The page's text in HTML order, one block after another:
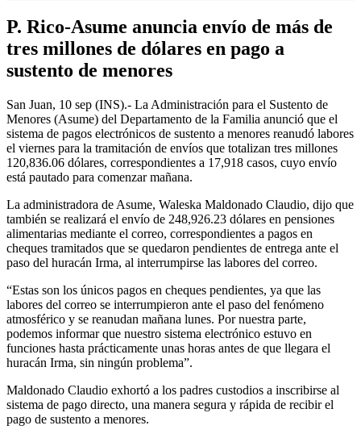
P. Rico-Asume anuncia envío de más de
tres millones de dólares en pago a
sustento de menores
San Juan, 10 sep (INS).- La Administración para el Sustento de
Menores (Asume) del Departamento de la Familia anunció que el
sistema de pagos electrónicos de sustento a menores reanudó labores
el viernes para la tramitación de envíos que totalizan tres millones
120,836.06 dólares, correspondientes a 17,918 casos, cuyo envío
está pautado para comenzar mañana.
La administradora de Asume, Waleska Maldonado Claudio, dijo que
también se realizará el envío de 248,926.23 dólares en pensiones
alimentarias mediante el correo, correspondientes a pagos en
cheques tramitados que se quedaron pendientes de entrega ante el
paso del huracán Irma, al interrumpirse las labores del correo.
“Estas son los únicos pagos en cheques pendientes, ya que las
labores del correo se interrumpieron ante el paso del fenómeno
atmosférico y se reanudan mañana lunes. Por nuestra parte,
podemos informar que nuestro sistema electrónico estuvo en
funciones hasta prácticamente unas horas antes de que llegara el
huracán Irma, sin ningún problema”.
Maldonado Claudio exhortó a los padres custodios a inscribirse al
sistema de pago directo, una manera segura y rápida de recibir el
pago de sustento a menores.